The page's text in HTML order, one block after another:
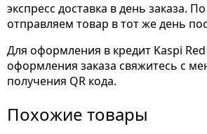
экспресс доставка в день заказа.
отправляем товар в тот же день
Для оформления в кредит Kaspi
оформления заказа свяжитесь с
получения QR кода.
Похожие товары